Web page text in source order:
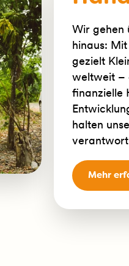
Wir gehen
hinaus:
gezielt
weltweit –
finanzielle
halten
Mehr